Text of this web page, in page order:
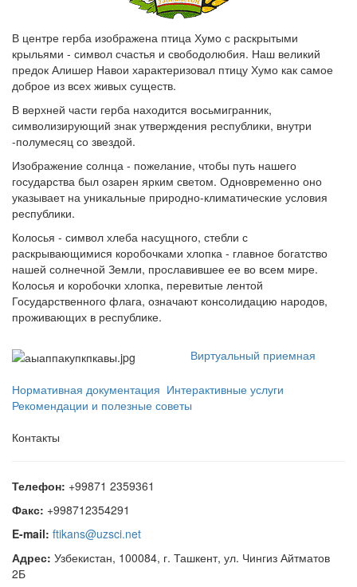
В центре герба изображена птица Хумо с раскрытыми
крыльями - символ счастья и свободолюбия. Наш великий
предок Алишер Навои характеризовал птицу Хумо как самое
доброе из всех живых существ.
В верхней части герба находится восьмигранник,
символизирующий знак утверждения республики, внутри
-полумесяц со звездой.
Изображение солнца - пожелание, чтобы путь нашего
государства был озарен ярким светом. Одновременно оно
указывает на уникальные природно-климатические условия
республики.
Колосья - символ хлеба насущного, стебли с
раскрывающимися коробочками хлопка - главное богатство
нашей солнечной Земли, прославившее ее во всем мире.
Колосья и коробочки хлопка, перевитые лентой
Государственного флага, означают консолидацию народов,
проживающих в республике.
Виртуальный приемная
Нормативная документация Интерактивные услуги
Рекомендации и полезные советы
Контакты
Телефон: +99871 2359361
Факс: +998712354291
E-mail: ftikans@uzsci.net
Адрес: Узбекистан, 100084, г. Ташкент, ул. Чингиз Айтматов
2Б